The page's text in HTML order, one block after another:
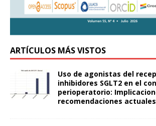
ARTÍCULOS MÁS VISTOS
Uso de agonistas del
inhibidores SGLT2 en el
perioperatorio:
recomendaciones actuales